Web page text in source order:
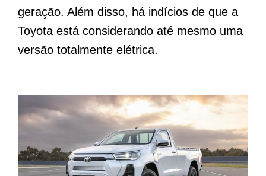
geração. Além disso, há indícios de que a
Toyota está considerando até mesmo uma
versão totalmente elétrica.